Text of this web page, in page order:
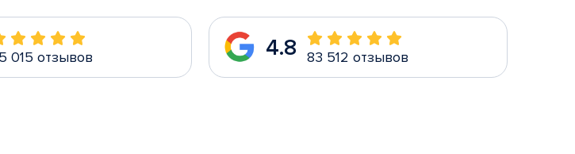
015 отзывов 4.8 83 512 отзывов